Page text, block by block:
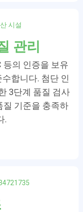
관리
등의 인증을 보유
합니다. 첨단 인
3단계 품질 검사
질 기준을 충족하
.